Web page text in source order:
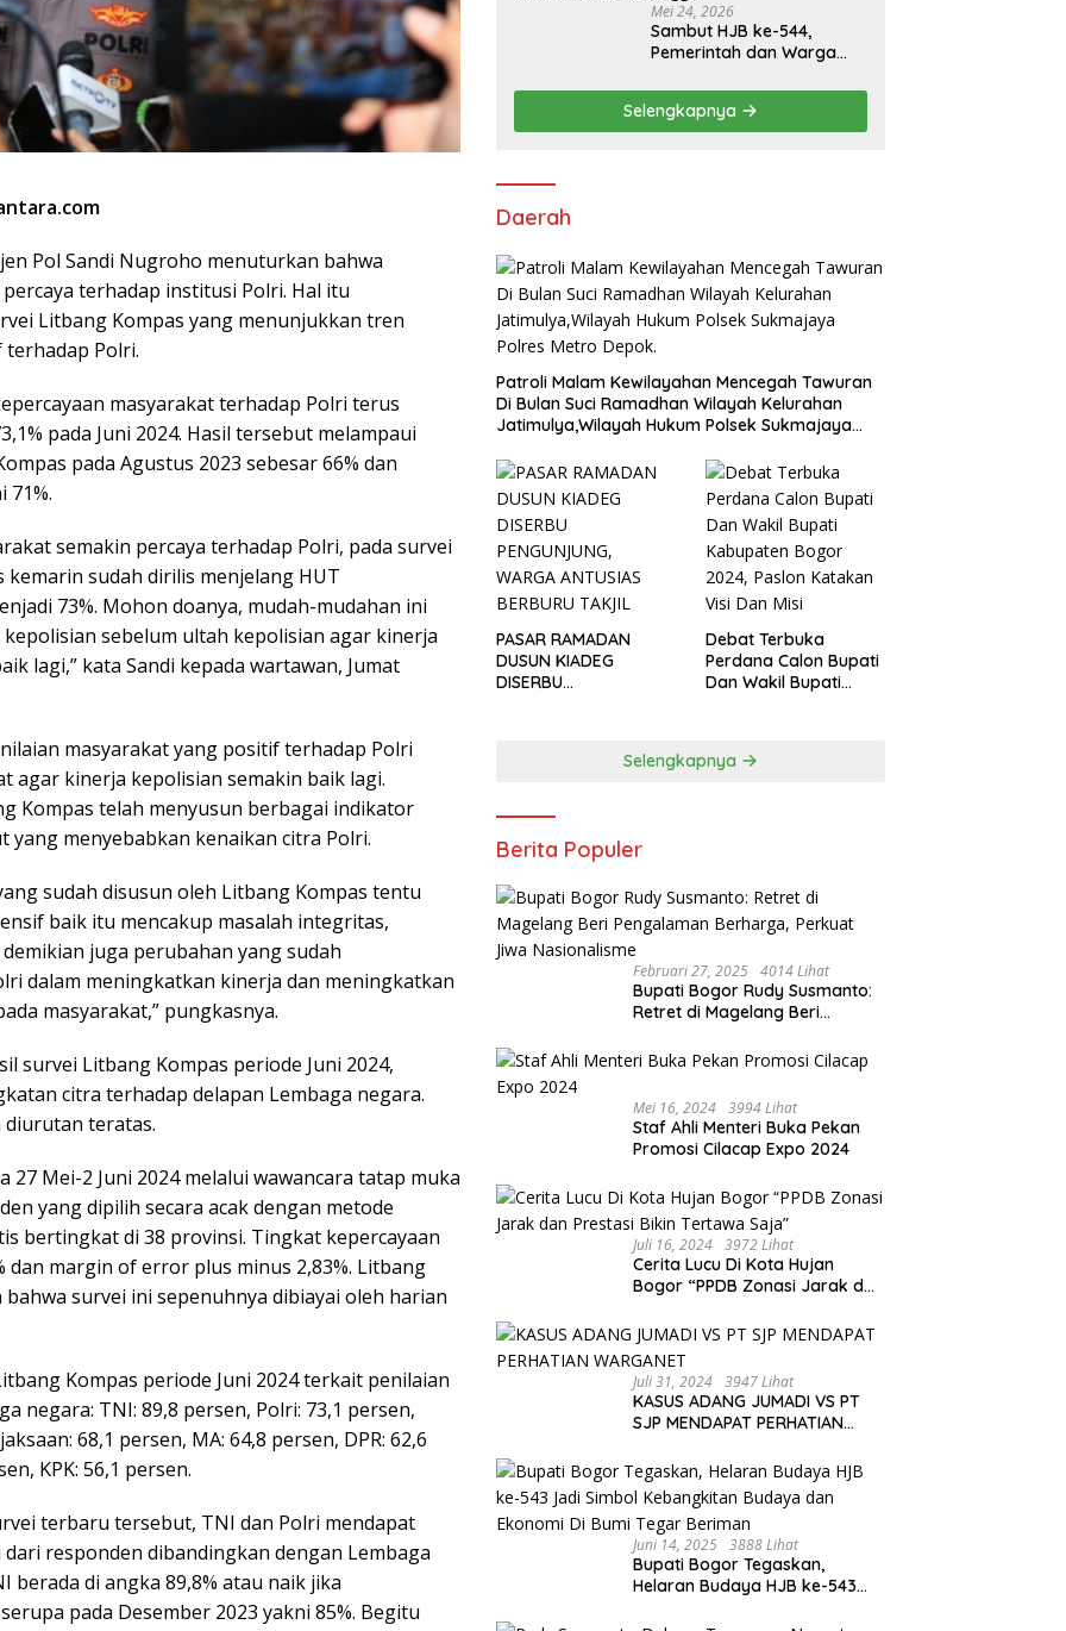
Pol Sandi Nugroho menuturkan bahwa
terhadap institusi Polri. Hal itu
Litbang Kompas yang menunjukkan tren
Polri.
masyarakat terhadap Polri terus
pada Juni 2024. Hasil tersebut melampaui
pada Agustus 2023 sebesar 66% dan
71%.
semakin percaya terhadap Polri, pada survei
kemarin sudah dirilis menjelang HUT
73%. Mohon doanya, mudah-mudahan ini
sebelum ultah kepolisian agar kinerja
lagi,” kata Sandi kepada wartawan, Jumat
masyarakat yang positif terhadap Polri
agar kinerja kepolisian semakin baik lagi.
Kompas telah menyusun berbagai indikator
yang menyebabkan kenaikan citra Polri.
sudah disusun oleh Litbang Kompas tentu
baik itu mencakup masalah integritas,
juga perubahan yang sudah
dalam meningkatkan kinerja dan meningkatkan
masyarakat,” pungkasnya.
survei Litbang Kompas periode Juni 2024,
citra terhadap delapan Lembaga negara.
diurutan teratas.
27 Mei-2 Juni 2024 melalui wawancara tatap muka
yang dipilih secara acak dengan metode
bertingkat di 38 provinsi. Tingkat kepercayaan
dan margin of error plus minus 2,83%. Litbang
bahwa survei ini sepenuhnya dibiayai oleh harian
Kompas periode Juni 2024 terkait penilaian
negara: TNI: 89,8 persen, Polri: 73,1 persen,
68,1 persen, MA: 64,8 persen, DPR: 62,6
KPK: 56,1 persen.
terbaru tersebut, TNI dan Polri mendapat
responden dibandingkan dengan Lembaga
berada di angka 89,8% atau naik jika
pada Desember 2023 yakni 85%. Begitu
Mei 24, 2026
Sambut HJB ke-544,
Pemerintah dan Warga
dan Tanam Ribuan Pohon
di Jonggol
Selengkapnya
Daerah
Patroli Malam Kewilayahan Mencegah Tawuran
Di Bulan Suci Ramadhan Wilayah Kelurahan
Jatimulya,Wilayah Hukum Polsek Sukmajaya
PASAR RAMADAN
DUSUN KIADEG
DISERBU
Debat Terbuka
Perdana Calon Bupati
Dan Wakil Bupati
Selengkapnya
Berita Populer
Februari 27, 2025 4014 Lihat
Bupati Bogor Rudy Susmanto:
Retret di Magelang Beri
Jiwa Nasionalisme
Mei 16, 2024 3994 Lihat
Staf Ahli Menteri Buka Pekan
Promosi Cilacap Expo 2024
Juli 16, 2024 3972 Lihat
Cerita Lucu Di Kota Hujan
Bogor “PPDB Zonasi Jarak dan
Juli 31, 2024 3947 Lihat
KASUS ADANG JUMADI VS PT
SJP MENDAPAT PERHATIAN
Juni 14, 2025 3888 Lihat
Bupati Bogor Tegaskan,
Helaran Budaya HJB ke-543